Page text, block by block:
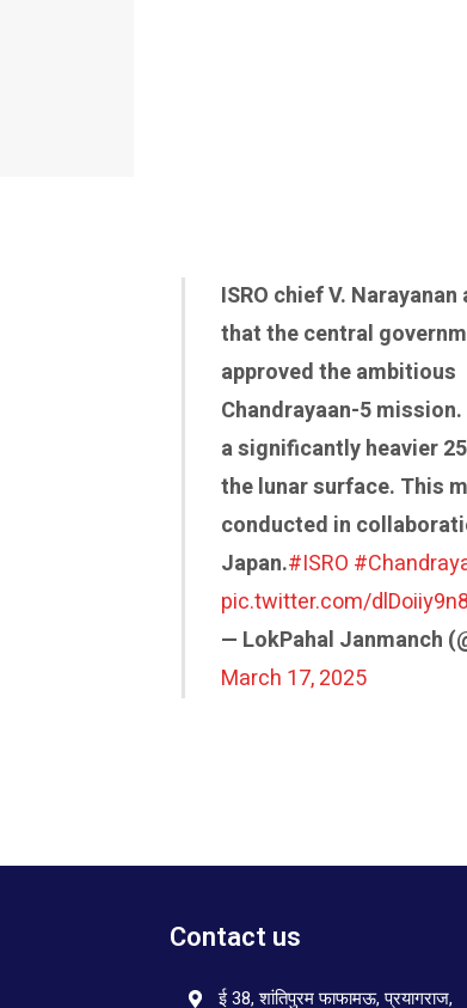
ISRO chief V.
that the central
approved the ambitious
Chandrayaan-5
a significantly heavier
the lunar surface. This
conducted in
Japan.#ISRO
pic.twitter.com/dlDoiiy9n8
— LokPahal Janmanch
March 17, 2025
Contact us
ई 38, शांतिपुरम फाफामऊ, प्रयागराज,